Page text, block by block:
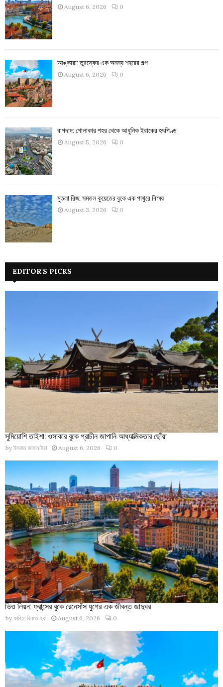
August 6, 2026 0
আঙ্কারা: তুরস্কের এক অনন্য শহরের গল্প
August 6, 2026 0
বাগদাদ: গোলাকার শহর থেকে আধুনিক ইরাকের হৃৎপিণ্ড
August 5, 2026 0
মুতলা রিজ: সমতল কুয়েতের বুকে এক পাথুরে বিস্ময়
August 3, 2026 0
EDITOR'S PICKS
সুমিয়োশি তাইশা: ওসাকার বুকে প্রাচীন জাপানি আধ্যাত্মিকতার ছোঁয়া
by ইসরাত জাহান ইরা August 6, 2026 0
ভিও লিয়ন: ফ্রান্সের বুকে রেনেসাঁস যুগের এক জীবন্ত জাদুঘর
by ফাবিহা বিনতে হক August 6, 2026 0